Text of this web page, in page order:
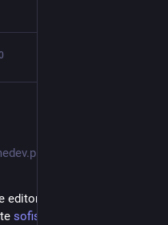
editor
sofistik.com/en